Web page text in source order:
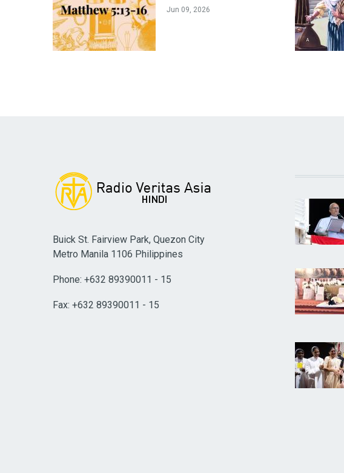
Jun 09, 2026
Buick St. Fairview Park, Quezon City
Metro Manila 1106 Philippines
Phone: +632 89390011 - 15
Fax: +632 89390011 - 15